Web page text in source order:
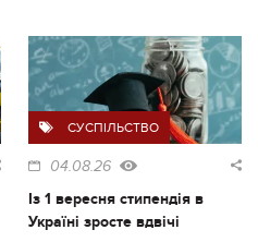
СУСПІЛЬСТВО
04.08.26
Із 1 вересня стипендія в
Україні зросте вдвічі